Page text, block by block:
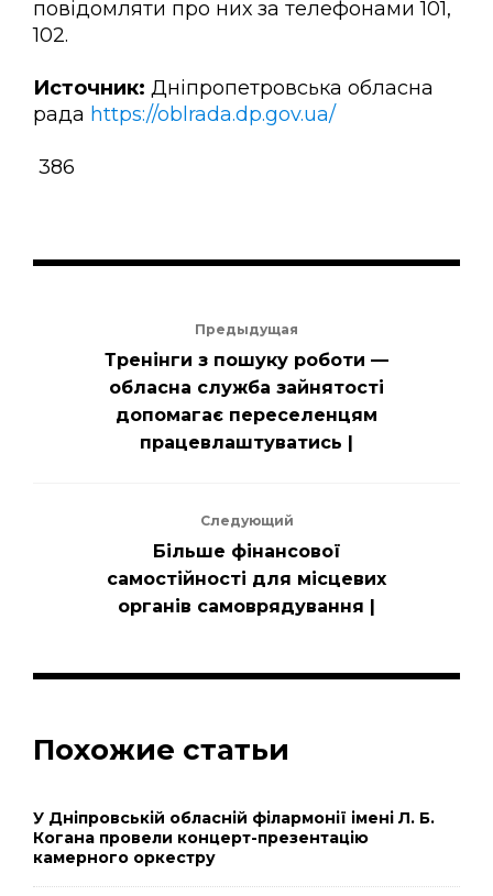
повідомляти про них за телефонами 101,
102.
Источник: Дніпропетровська обласна
рада https://oblrada.dp.gov.ua/
386
Предыдущая
Тренінги з пошуку роботи —
обласна служба зайнятості
допомагає переселенцям
працевлаштуватись |
Следующий
Більше фінансової
самостійності для місцевих
органів самоврядування |
Похожие статьи
У Дніпровській обласній філармонії імені Л. Б.
Когана провели концерт-презентацію
камерного оркестру